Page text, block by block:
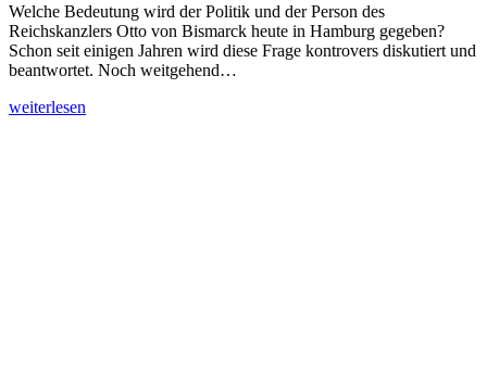
Welche Bedeutung wird der Politik und der Person des
Reichskanzlers Otto von Bismarck heute in Hamburg gegeben?
Schon seit einigen Jahren wird diese Frage kontrovers diskutiert und
beantwortet. Noch weitgehend…
weiterlesen